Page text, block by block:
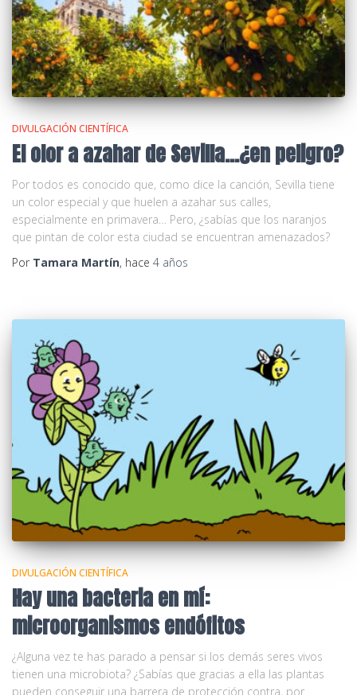
DIVULGACIÓN CIENTÍFICA
El olor a azahar de Sevilla…¿en peligro?
Por todos es conocido que, como dice la canción, Sevilla tiene
un color especial y que huelen a azahar sus calles,
especialmente en primavera… Pero, ¿sabías que los naranjos
que pintan de color esta ciudad se encuentran amenazados?
Por Tamara Martín, hace 4 años
DIVULGACIÓN CIENTÍFICA
Hay una bacteria en mí:
microorganismos endófitos
¿Alguna vez te has parado a pensar si los demás seres vivos
tienen una microbiota? ¿Sabías que gracias a ella las plantas
pueden conseguir una barrera de protección contra, por